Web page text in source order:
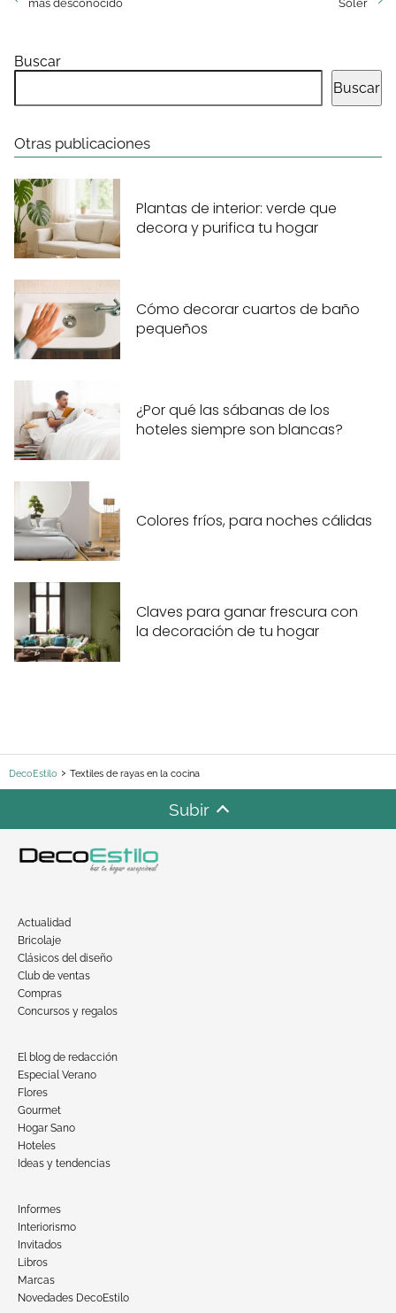
más desconocido
Soler
Buscar
Buscar
Otras publicaciones
Plantas de interior: verde que
decora y purifica tu hogar
Cómo decorar cuartos de baño
pequeños
¿Por qué las sábanas de los
hoteles siempre son blancas?
Colores fríos, para noches cálidas
Claves para ganar frescura con
la decoración de tu hogar
DecoEstilo Textiles de rayas en la cocina
Subir
Actualidad
Bricolaje
Clásicos del diseño
Club de ventas
Compras
Concursos y regalos
El blog de redacción
Especial Verano
Flores
Gourmet
Hogar Sano
Hoteles
Ideas y tendencias
Informes
Interiorismo
Invitados
Libros
Marcas
Novedades DecoEstilo